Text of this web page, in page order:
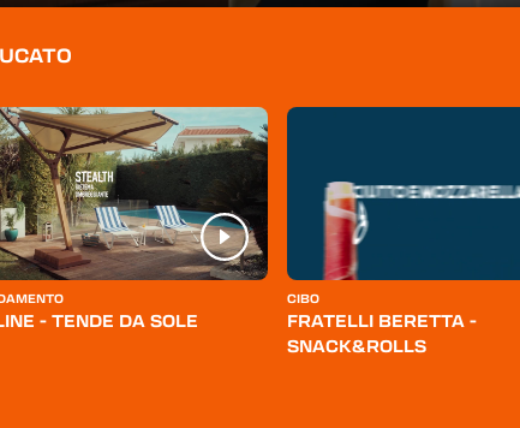
- TENDE DA SOLE
CIBO
FRATELLI BERETTA -
SNACK&ROLLS